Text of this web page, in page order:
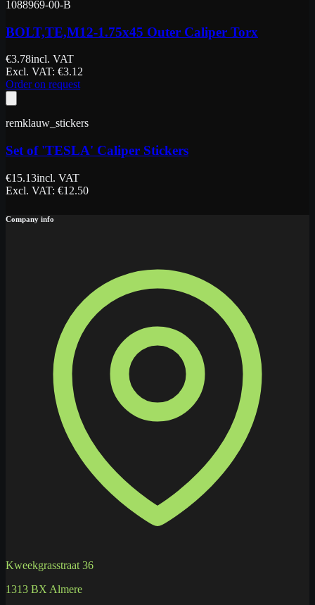
1088969-00-B
BOLT,TE,M12-1.75x45 Outer Caliper Torx
€3.78incl. VAT
Excl. VAT: €3.12
Order on request
remklauw_stickers
Set of 'TESLA' Caliper Stickers
€15.13incl. VAT
Excl. VAT: €12.50
Company info
Kweekgrasstraat 36
1313 BX Almere